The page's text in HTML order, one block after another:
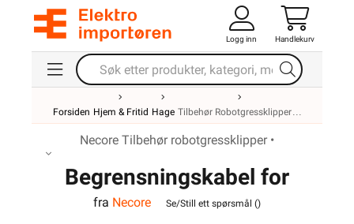
Logg inn Handlekurv
Forsiden Hjem & Fritid Hage Tilbehør Robotgressklipper
Necore Tilbehør robotgressklipper •
Begrensningskabel for
robotgressklipper 50m
fra Necore Se/Still ett spørsmål ()